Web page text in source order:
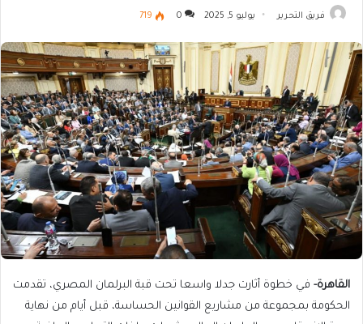
فريق التحرير يوليو 5, 2025 0
719
القاهرة- في خطوة أثارت جدلا واسعا تحت قبة البرلمان المصري، تقدمت
الحكومة بمجموعة من مشاريع القوانين الحساسة، قبل أيام من نهاية